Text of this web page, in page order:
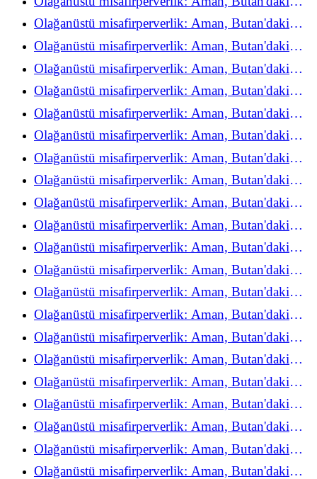
refah deneyimini yeniden keşfediyor
Olağanüstü misafirperverlik: Aman, Butan'daki
refah deneyimini yeniden keşfediyor
Olağanüstü misafirperverlik: Aman, Butan'daki
refah deneyimini yeniden keşfediyor
Olağanüstü misafirperverlik: Aman, Butan'daki
refah deneyimini yeniden keşfediyor
Olağanüstü misafirperverlik: Aman, Butan'daki
refah deneyimini yeniden keşfediyor
Olağanüstü misafirperverlik: Aman, Butan'daki
refah deneyimini yeniden keşfediyor
Olağanüstü misafirperverlik: Aman, Butan'daki
refah deneyimini yeniden keşfediyor
Olağanüstü misafirperverlik: Aman, Butan'daki
refah deneyimini yeniden keşfediyor
Olağanüstü misafirperverlik: Aman, Butan'daki
refah deneyimini yeniden keşfediyor
Olağanüstü misafirperverlik: Aman, Butan'daki
refah deneyimini yeniden keşfediyor
Olağanüstü misafirperverlik: Aman, Butan'daki
refah deneyimini yeniden keşfediyor
Olağanüstü misafirperverlik: Aman, Butan'daki
refah deneyimini yeniden keşfediyor
Olağanüstü misafirperverlik: Aman, Butan'daki
refah deneyimini yeniden keşfediyor
Olağanüstü misafirperverlik: Aman, Butan'daki
refah deneyimini yeniden keşfediyor
Olağanüstü misafirperverlik: Aman, Butan'daki
refah deneyimini yeniden keşfediyor
Olağanüstü misafirperverlik: Aman, Butan'daki
refah deneyimini yeniden keşfediyor
Olağanüstü misafirperverlik: Aman, Butan'daki
refah deneyimini yeniden keşfediyor
Olağanüstü misafirperverlik: Aman, Butan'daki
refah deneyimini yeniden keşfediyor
Olağanüstü misafirperverlik: Aman, Butan'daki
refah deneyimini yeniden keşfediyor
Olağanüstü misafirperverlik: Aman, Butan'daki
refah deneyimini yeniden keşfediyor
Olağanüstü misafirperverlik: Aman, Butan'daki
refah deneyimini yeniden keşfediyor
Olağanüstü misafirperverlik: Aman, Butan'daki